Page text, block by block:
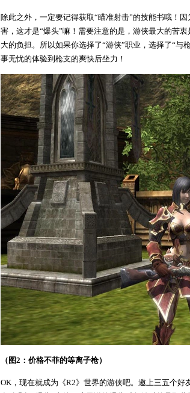
除此之外，一定要记得获取“瞄准射击”的技能书哦！
害，这才是“爆头”嘛！需要注意的是，游侠最大的苦
大的负担。所以如果你选择了“游侠”职业，选择了“与
事无忧的体验到枪支的爽快后坐力！
（图2：价格不菲的等离子枪）
OK，现在就成为《R2》世界的游侠吧。邀上三五个